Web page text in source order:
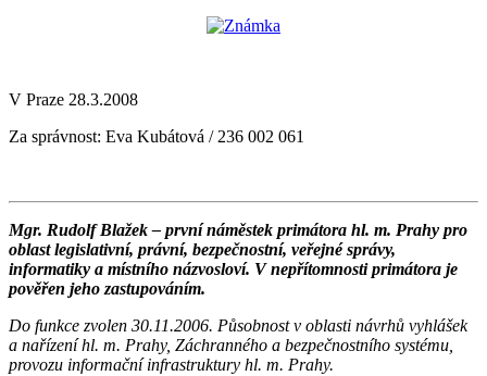
V Praze 28.3.2008
Za správnost: Eva Kubátová / 236 002 061
Mgr. Rudolf Blažek – první náměstek primátora hl. m. Prahy pro
oblast legislativní, právní, bezpečnostní, veřejné správy,
informatiky a místního názvosloví. V nepřítomnosti primátora je
pověřen jeho zastupováním.
Do funkce zvolen 30.11.2006. Působnost v oblasti návrhů vyhlášek
a nařízení hl. m. Prahy, Záchranného a bezpečnostního systému,
provozu informační infrastruktury hl. m. Prahy.